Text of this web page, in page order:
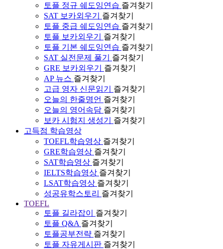
토플 정규 쉐도잉연습 즐겨찾기
SAT 보카외우기
즐겨찾기
토플 중급 쉐도잉연습 즐겨찾기
토플 보카외우기
즐겨찾기
토플 기본 쉐도잉연습 즐겨찾기
SAT 실전문제 풀기
즐겨찾기
GRE 보카외우기
즐겨찾기
AP 뉴스 즐겨찾기
고급 영자 신문읽기
즐겨찾기
오늘의 한줄명언 즐겨찾기
오늘의 영어속담 즐겨찾기
보카 시험지 생성기
즐겨찾기
고득점 학습영상
TOEFL학습영상 즐겨찾기
GRE학습영상 즐겨찾기
SAT학습영상 즐겨찾기
IELTS학습영상 즐겨찾기
LSAT학습영상 즐겨찾기
성공유학스토리 즐겨찾기
TOEFL
토플 길라잡이
즐겨찾기
토플 Q&A 즐겨찾기
토플공부전략 즐겨찾기
토플 자유게시판 즐겨찾기